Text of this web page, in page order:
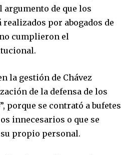
argumento de que los
por abogados de
cumplieron el
la gestión de Chávez
de la defensa de los
porque se contrató a bufetes
innecesarios o que se
propio personal.